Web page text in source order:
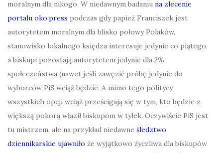
moralnym dla nikogo. W niedawnym badaniu na zlecenie
portalu oko.press podczas gdy papież Franciszek jest
autorytetem moralnym dla blisko połowy Polaków,
stanowisko lokalnego księdza interesuje jedynie co piątego,
a biskupi pozostają autorytetem jedynie dla 2%
społeczeństwa (nawet jeśli zawęzić próbę jedynie do
wyborców PiS wciąż będzie. A mimo tego politycy
wszystkich opcji wciąż prześcigają się w tym, kto będzie z
większą pokorą właził biskupom w tyłek. Oczywiście PiS jest
tu mistrzem, ale na przykład niedawne śledztwo
dziennikarskie ujawniło że wyjątkowo życzliwa dla biskupów